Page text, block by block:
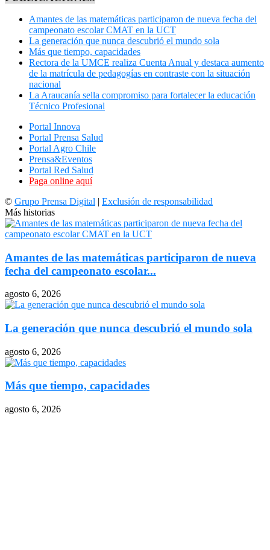
Amantes de las matemáticas participaron de nueva fecha del
campeonato escolar CMAT en la UCT
La generación que nunca descubrió el mundo sola
Más que tiempo, capacidades
Rectora de la UMCE realiza Cuenta Anual y destaca aumento
de la matrícula de pedagogías en contraste con la situación
nacional
La Araucanía sella compromiso para fortalecer la educación
Técnico Profesional
Portal Innova
Portal Prensa Salud
Portal Agro Chile
Prensa&Eventos
Portal Red Salud
Paga online aquí
© Grupo Prensa Digital | Exclusión de responsabilidad
Más historias
Amantes de las matemáticas participaron de nueva
fecha del campeonato escolar...
agosto 6, 2026
La generación que nunca descubrió el mundo sola
agosto 6, 2026
Más que tiempo, capacidades
agosto 6, 2026